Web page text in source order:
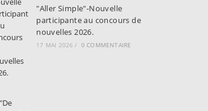
"Aller Simple"-Nouvelle
participante au concours de
nouvelles 2026.
17 MAI 2026 / 0 COMMENTAIRE